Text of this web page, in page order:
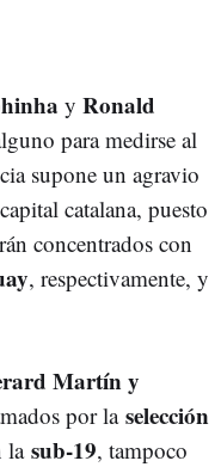
y Ronald
para medirse al
supone un agravio
catalana, puesto
concentrados con
, respectivamente, y
Martín y
por laselección
lasub-19, tampoco